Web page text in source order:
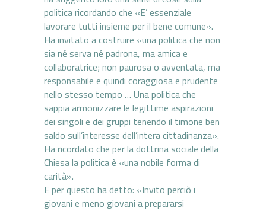
politica ricordando che «E’ essenziale
lavorare tutti insieme per il bene comune».
Ha invitato a costruire «una politica che non
sia né serva né padrona, ma amica e
collaboratrice; non paurosa o avventata, ma
responsabile e quindi coraggiosa e prudente
nello stesso tempo … Una politica che
sappia armonizzare le legittime aspirazioni
dei singoli e dei gruppi tenendo il timone ben
saldo sull’interesse dell’intera cittadinanza».
Ha ricordato che per la dottrina sociale della
Chiesa la politica è «una nobile forma di
carità».
E per questo ha detto: «Invito perciò i
giovani e meno giovani a prepararsi